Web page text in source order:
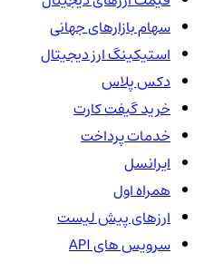
سهام بازارهای جهانی
استیکینگ ارز دیجیتال
دکس پلاس
خرید گیفت کارت
خدمات پرداخت
ایرانسل
همراه اول
ارزهای پیش لیست
سرویس های API